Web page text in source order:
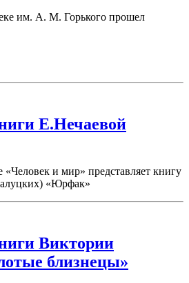
им. А. М. Горького прошел
Е.Нечаевой
«Человек и мир» представляет книгу
«Юрфак»
Виктории
близнецы»